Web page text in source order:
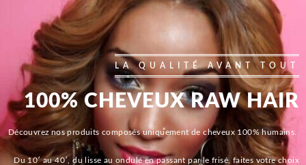
LA QUALITÉ AVANT TOUT
100% CHEVEUX RAW HAIR
Découvrez nos produits composés uniquement de cheveux 100% humains.
Du 10′ au 40′, du lisse au ondulé en passant par le frisé, faites votre choix